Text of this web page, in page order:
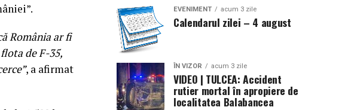
România ar fi
de F-35,
, a afirmat
EVENIMENT acum 3 zile
Calendarul zilei – 4 august
ÎN VIZOR acum 3 zile
VIDEO | TULCEA: Accident
rutier mortal în apropiere de
localitatea Balabancea